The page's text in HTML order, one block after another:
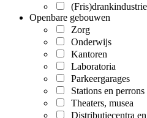
(Fris)drankindustrie
Openbare gebouwen
Zorg
Onderwijs
Kantoren
Laboratoria
Parkeergarages
Stations en perrons
Theaters, musea
Distributiecentra